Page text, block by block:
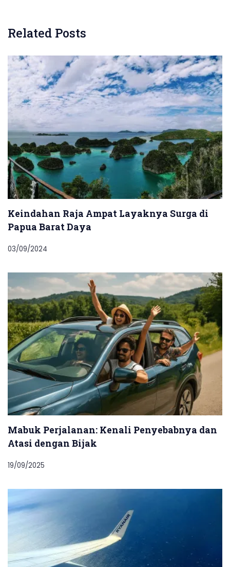
Related Posts
Keindahan Raja Ampat Layaknya Surga di
Papua Barat Daya
03/09/2024
Mabuk Perjalanan: Kenali Penyebabnya dan
Atasi dengan Bijak
19/09/2025